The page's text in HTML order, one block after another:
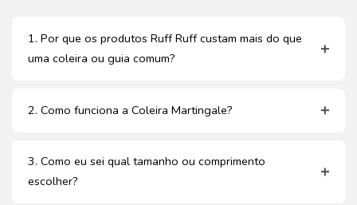
1. Por que os produtos Ruff Ruff custam mais do que
uma coleira ou guia comum?
2. Como funciona a Coleira Martingale?
3. Como eu sei qual tamanho ou comprimento
escolher?